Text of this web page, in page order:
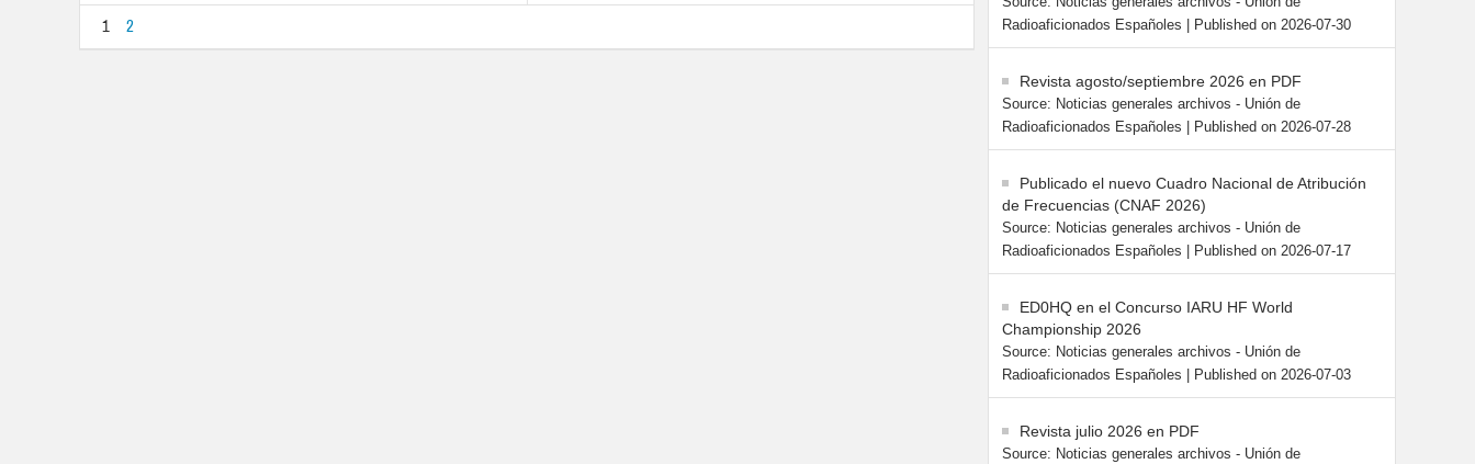
1 2
Radioaficionados Españoles
Published on 2026-07-30
Revista agosto/septiembre 2026 en PDF
Source: Noticias generales archivos - Unión de
Radioaficionados Españoles
Published on 2026-07-28
Publicado el nuevo Cuadro Nacional de Atribución
de Frecuencias (CNAF 2026)
Source: Noticias generales archivos - Unión de
Radioaficionados Españoles
Published on 2026-07-17
ED0HQ en el Concurso IARU HF World
Championship 2026
Source: Noticias generales archivos - Unión de
Radioaficionados Españoles
Published on 2026-07-03
Revista julio 2026 en PDF
Source: Noticias generales archivos - Unión de